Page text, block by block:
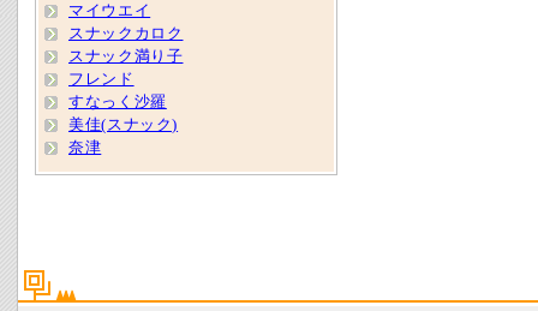
マイウエイ
スナックカロク
スナック満り子
フレンド
すなっく沙羅
美佳(スナック)
奈津